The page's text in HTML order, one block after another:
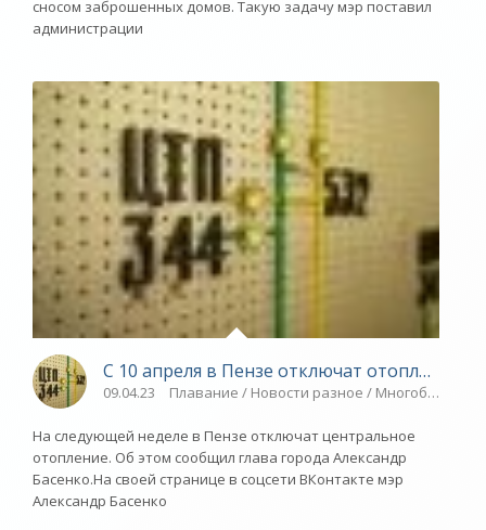
сносом заброшенных домов. Такую задачу мэр поставил
администрации
С 10 апреля в Пензе отключат отопление -
09.04.23 Плавание / Новости разное / Многоборье /
На следующей неделе в Пензе отключат центральное
отопление. Об этом сообщил глава города Александр
Басенко.На своей странице в соцсети ВКонтакте мэр
Александр Басенко